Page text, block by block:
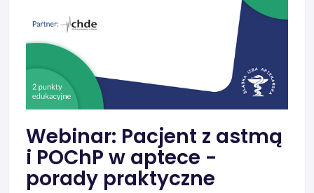
Webinar: Pacjent z astmą
i POChP w aptece -
porady praktyczne